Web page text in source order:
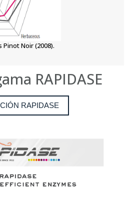
Noir (2008).
RAPIDASE
RAPIDASE